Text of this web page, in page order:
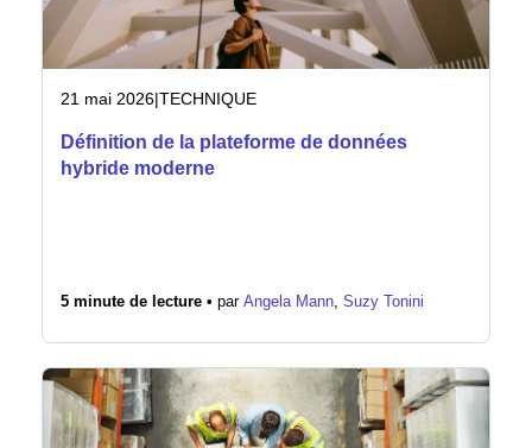
21 mai 2026|TECHNIQUE
Définition de la plateforme de données
hybride moderne
5 minute de lecture • par Angela Mann, Suzy Tonini